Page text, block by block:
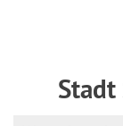
Stadt